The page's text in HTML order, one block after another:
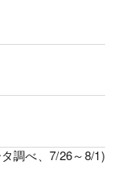
調べ、7/26～8/1)